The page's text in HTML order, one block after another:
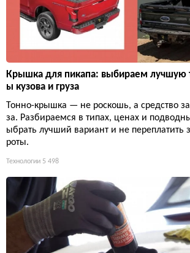
Крышка для пикапа: выбираем лучшую
ы кузова и груза
Тонно-крышка — не роскошь, а средство
за. Разбираемся в типах, ценах и
ыбрать лучший вариант и не переплатить
роты.
Технологии 5 498